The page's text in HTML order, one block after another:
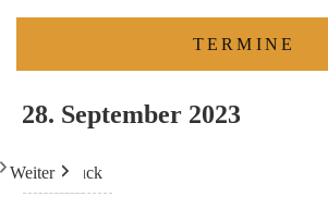
TERMINE
28. September 2023
Zurück
Heute
Weiter